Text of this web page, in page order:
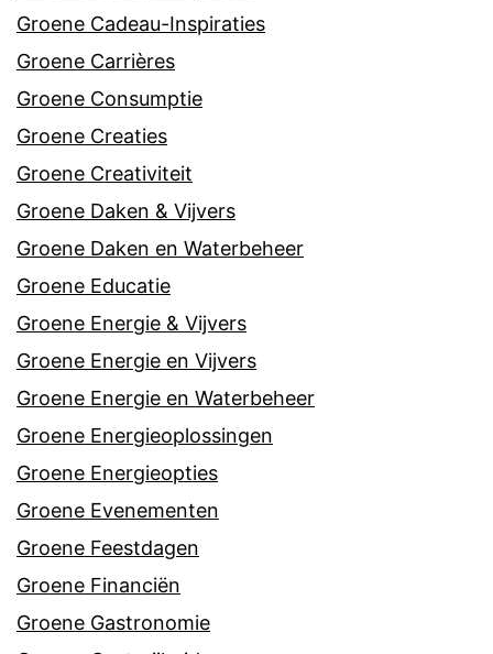
Groene Cadeau-Inspiraties
Groene Carrières
Groene Consumptie
Groene Creaties
Groene Creativiteit
Groene Daken & Vijvers
Groene Daken en Waterbeheer
Groene Educatie
Groene Energie & Vijvers
Groene Energie en Vijvers
Groene Energie en Waterbeheer
Groene Energieoplossingen
Groene Energieopties
Groene Evenementen
Groene Feestdagen
Groene Financiën
Groene Gastronomie